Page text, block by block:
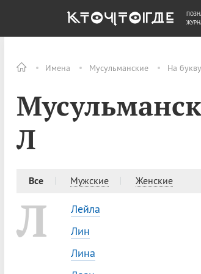
Имена Мусульманские На
Л
Все Мужские Женские
Л
Лейла
Лин
Лина
ОБЩЕСТВО